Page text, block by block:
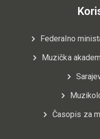
Federalno
Muzička
Časopis za